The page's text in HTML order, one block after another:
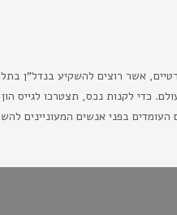
אשר רוצים להשקיע בנדל"ן
כדי לקנות נכס, תצטרכו
בפני אנשים המעוניינים